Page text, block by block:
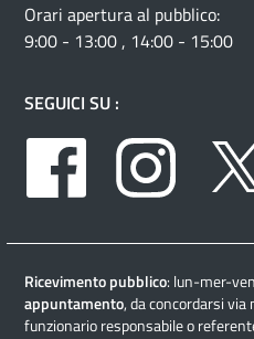
Orari apertura al pubblico:
9:00 - 13:00 , 14:00 - 15:00
SEGUICI SU :
Facebook
Ricevimento pubblico: lun-mer-
appuntamento, da concordarsi via
funzionario responsabile o